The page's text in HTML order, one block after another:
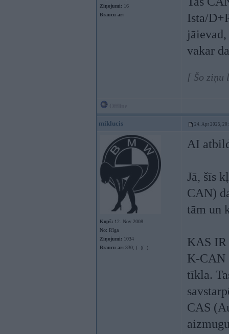
Ziņojumi: 16
Braucu ar:
Ista/
vakar
[ Šo ziņu
miklucis 24. Apr 2025,
Kopš: 12. Nov 2008
No: Rīga
Ziņojumi: 1034
Braucu ar: 330; (. )( .)
AI
Jā, šīs
CAN)
tām un
KAS
K-CAN
tīkla.
CAS